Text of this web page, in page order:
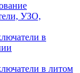
УЗО,
в
в литом